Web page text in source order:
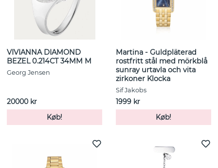
VIVIANNA DIAMOND
BEZEL 0.214CT 34MM M
Georg Jensen
20000 kr
Køb!
Martina - Guldpläterad
rostfritt stål med mörkblå
sunray urtavla och vita
zirkoner Klocka
Sif Jakobs
1999 kr
Køb!